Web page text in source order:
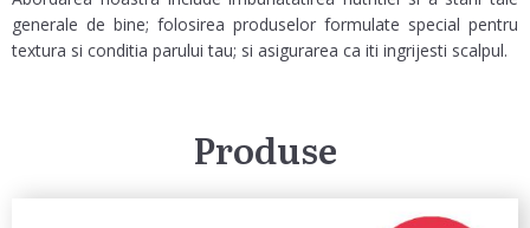
generale de bine; folosirea produselor formulate special pentru
textura si conditia parului tau; si asigurarea ca iti ingrijesti scalpul.
Produse